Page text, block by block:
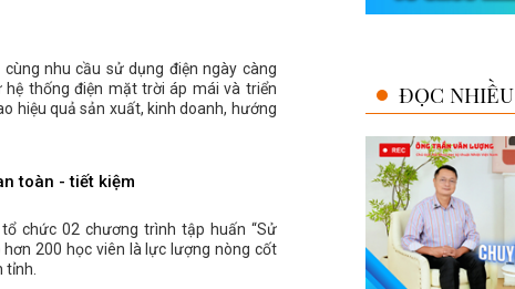
nhu cầu sử dụng điện ngày càng
hệ thống điện mặt trời áp mái và triển
hiệu quả sản xuất, kinh doanh, hướng
toàn - tiết kiệm
chức 02 chương trình tập huấn “Sử
200 học viên là lực lượng nòng cốt
tỉnh.
ĐỌC NHIỀU